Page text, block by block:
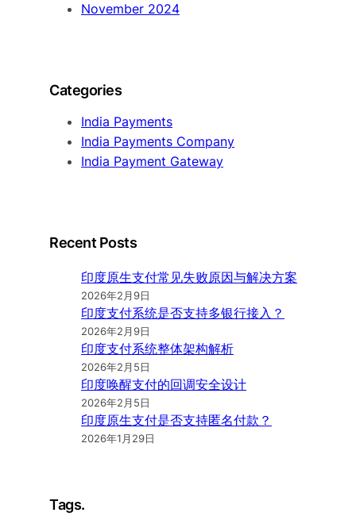
November 2024
Categories
India Payments
India Payments Company
India Payment Gateway
Recent Posts
印度原生支付常见失败原因与解决方案
2026年2月9日
印度支付系统是否支持多银行接入？
2026年2月9日
印度支付系统整体架构解析
2026年2月5日
印度唤醒支付的回调安全设计
2026年2月5日
印度原生支付是否支持匿名付款？
2026年1月29日
Tags.